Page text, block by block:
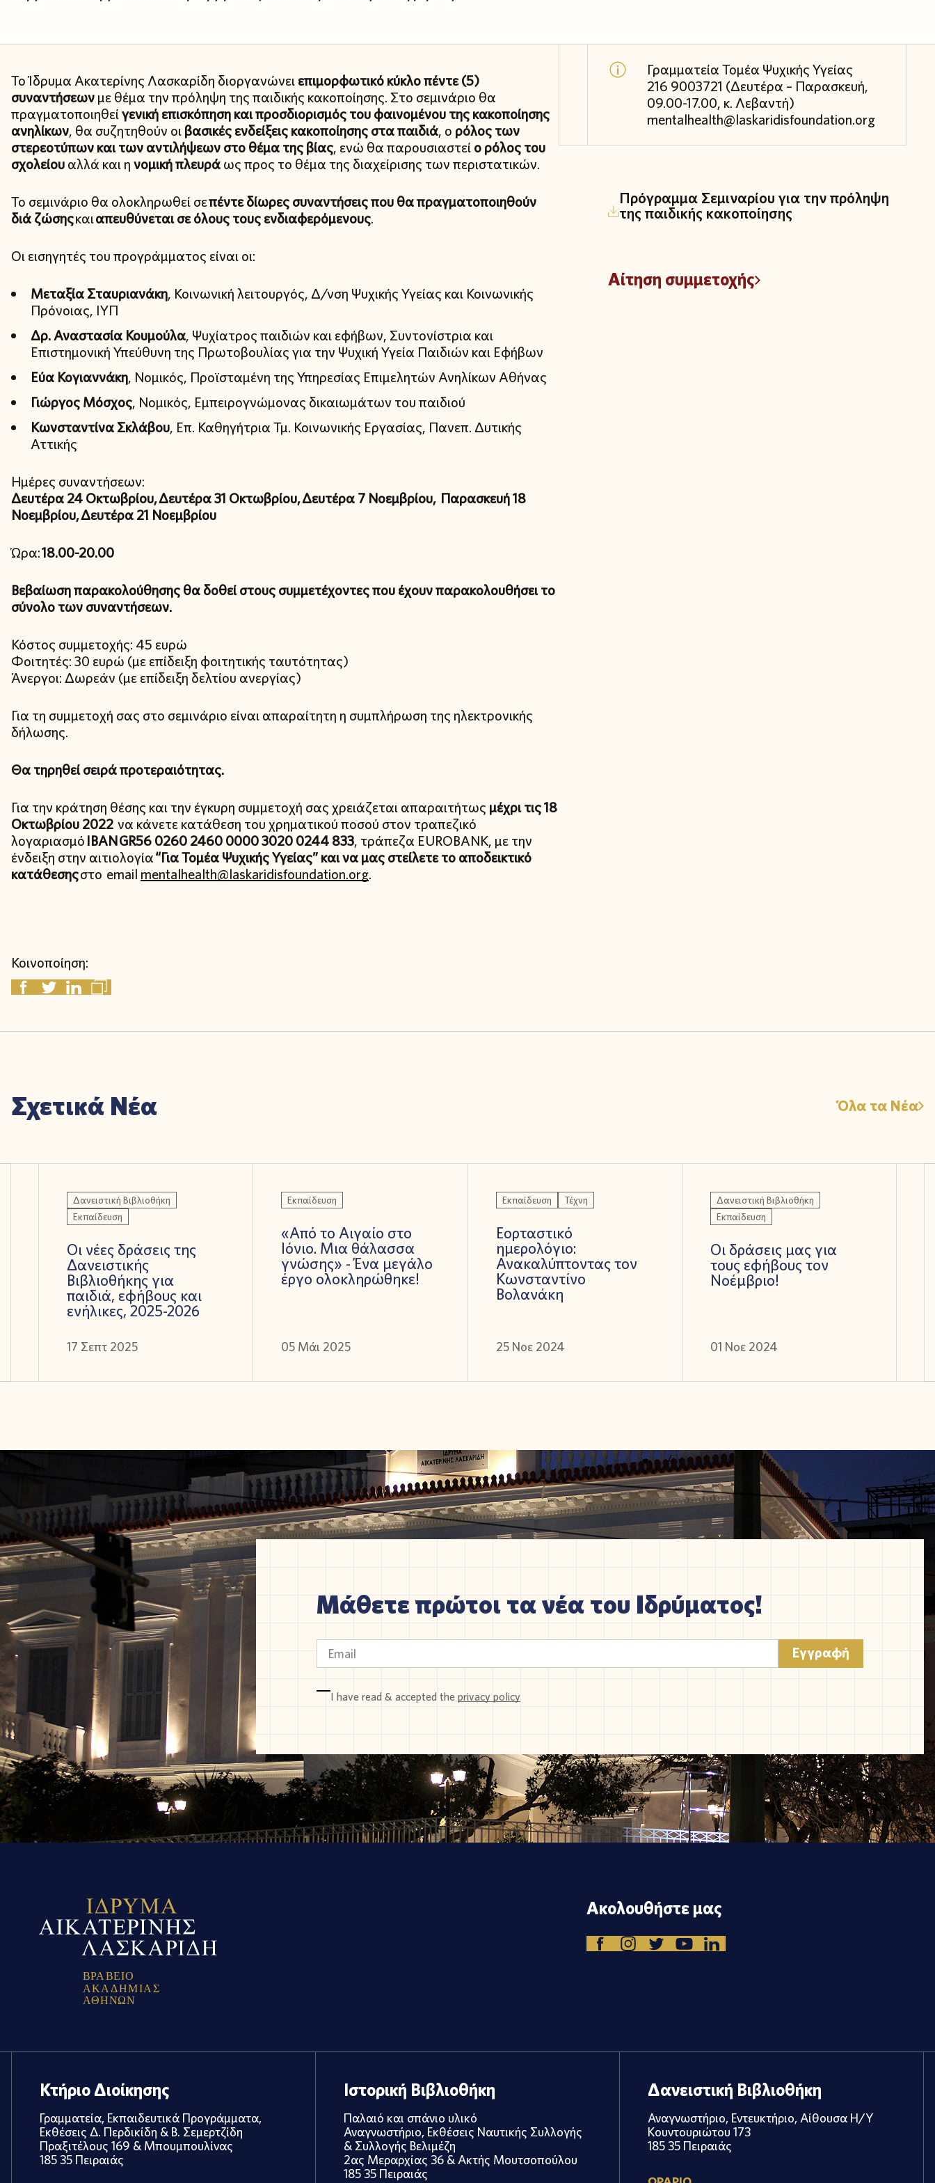
Το Ίδρυμα Ακατερίνης Λασκαρίδη διοργανώνειεπιμορφωτικό κύκλο πέντε (5)
συναντήσεωνμε θέμα την πρόληψη της παιδικής κακοποίησης. Στο σεμινάριο θα
πραγματοποιηθείγενική επισκόπηση και προσδιορισμός του φαινομένου της κακοποίησης
ανηλίκων, θα συζητηθούν οιβασικές ενδείξεις κακοποίησης στα παιδιά, ο ρόλος των
στερεοτύπων και των αντιλήψεων στο θέμα της βίας, ενώ θα παρουσιαστείο ρόλος του
σχολείουαλλά και ηνομική πλευράως προς το θέμα της διαχείρισης των περιστατικών.
Το σεμινάριο θα ολοκληρωθεί σεπέντε δίωρες συναντήσεις που θα πραγματοποιηθούν
διά ζώσηςκαιαπευθύνεται σε όλους τους ενδιαφερόμενους.
Οι εισηγητές του προγράμματος είναι οι:
Μεταξία Σταυριανάκη, Κοινωνική λειτουργός, Δ/νση Ψυχικής Υγείας και Κοινωνικής
Πρόνοιας, ΙΥΠ
Δρ. Αναστασία Κουμούλα, Ψυχίατρος παιδιών και εφήβων, Συντονίστρια και
Επιστημονική Υπεύθυνη της Πρωτοβουλίας για την Ψυχική Υγεία Παιδιών και Εφήβων
Εύα Κογιαννάκη, Νομικός, Προϊσταμένη της Υπηρεσίας Επιμελητών Ανηλίκων Αθήνας
Γιώργος Μόσχος, Νομικός, Εμπειρογνώμονας δικαιωμάτων του παιδιού
Κωνσταντίνα Σκλάβου, Επ. Καθηγήτρια Τμ. Κοινωνικής Εργασίας, Πανεπ. Δυτικής
Αττικής
Ημέρες συναντήσεων:
Δευτέρα 24 Οκτωβρίου, Δευτέρα 31 Οκτωβρίου, Δευτέρα 7 Νοεμβρίου, Παρασκευή 18
Νοεμβρίου, Δευτέρα 21 Νοεμβρίου
Ώρα:18.00-20.00
Βεβαίωση παρακολούθησης θα δοθεί στους συμμετέχοντες που έχουν παρακολουθήσει το
σύνολο των συναντήσεων.
Κόστος συμμετοχής: 45 ευρώ
Φοιτητές: 30 ευρώ (με επίδειξη φοιτητικής ταυτότητας)
Άνεργοι: Δωρεάν (με επίδειξη δελτίου ανεργίας)
Για τη συμμετοχή σας στο σεμινάριο είναι απαραίτητη η συμπλήρωση της ηλεκτρονικής
δήλωσης.
Θα τηρηθεί σειρά προτεραιότητας.
Για την κράτηση θέσης και την έγκυρη συμμετοχή σας χρειάζεται απαραιτήτως μέχρι τις 18
Οκτωβρίου 2022 να κάνετε κατάθεση του χρηματικού ποσού στον τραπεζικό
λογαριασμόIBAN GR56 0260 2460 0000 3020 0244 833, τράπεζα EUROBANK, με την
ένδειξη στην αιτιολογία“Για Τομέα Ψυχικής Υγείας” και να μας στείλετε το αποδεικτικό
κατάθεσηςστο email mentalhealth@laskaridisfoundation.org.
Γραμματεία Τομέα Ψυχικής Υγείας
216 9003721 (Δευτέρα – Παρασκευή,
09.00-17.00, κ. Λεβαντή)
mentalhealth@laskaridisfoundation.org
Πρόγραμμα Σεμιναρίου για την πρόληψη
της παιδικής κακοποίησης
Αίτηση συμμετοχής
Κοινοποίηση:
Σχετικά Νέα Όλα τα Νέα
Δανειστική Βιβλιοθήκη
Εκπαίδευση
Οι νέες δράσεις της
Δανειστικής
Βιβλιοθήκης για
παιδιά, εφήβους και
ενήλικες, 2025-2026
17 Σεπτ 2025
Εκπαίδευση
«Από το Αιγαίο στο
Ιόνιο. Μια θάλασσα
γνώσης» - Ένα μεγάλο
έργο ολοκληρώθηκε!
05 Μάι 2025
Εκπαίδευση Τέχνη
Εορταστικό
ημερολόγιο:
Ανακαλύπτοντας τον
Κωνσταντίνο
Βολανάκη
25 Νοε 2024
Δανειστική Βιβλιοθήκη
Εκπαίδευση
Οι δράσεις μας για
τους εφήβους τον
Νοέμβριο!
01 Νοε 2024
Μάθετε πρώτοι τα νέα του Ιδρύματος!
I have read & accepted theprivacy policy
ΒΡΑ ΒΕΙΟ
ΑΚΑ ΔΗΜΙΑ Σ
ΑΘΗΝΩΝ
Ακολουθήστε μας
Κτήριο Διοίκησης
Γραμματεία, Εκπαιδευτικά Προγράμματα,
Εκθέσεις Δ. Περδικίδη & Β. Σεμερτζίδη
Πραξιτέλους 169 & Μπουμπουλίνας
185 35 Πειραιάς
Ιστορική Βιβλιοθήκη
Παλαιό και σπάνιο υλικό
Αναγνωστήριο, Εκθέσεις Ναυτικής Συλλογής
& Συλλογής Βελιμέζη
2ας Μεραρχίας 36 & Ακτής Μουτσοπούλου
185 35 Πειραιάς
Δανειστική Βιβλιοθήκη
Αναγνωστήριο, Εντευκτήριο, Αίθουσα Η/Υ
Κουντουριώτου 173
185 35 Πειραιάς